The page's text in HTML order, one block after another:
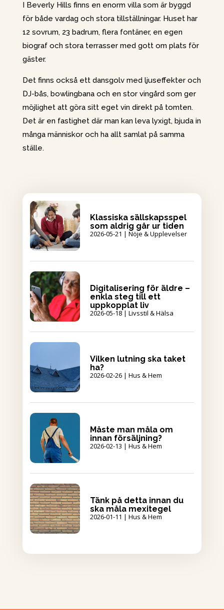
I Beverly Hills finns en enorm villa som är byggd
för både vardag och stora tillställningar. Huset har
12 sovrum, 23 badrum, flera fontäner, en egen
biograf och stora terrasser med gott om plats för
gäster.
Det finns också ett dansgolv med ljuseffekter och
DJ-bås, bowlingbana och en stor vingård som ger
möjlighet att göra sitt eget vin direkt på tomten.
Det är en fastighet där man kan leva lyxigt, bjuda in
många människor och ha allt samlat på samma
ställe.
Klassiska sällskapsspel
som aldrig går ur tiden
2026-05-21 | Nöje & Upplevelser
Digitalisering för äldre –
enkla steg till ett
uppkopplat liv
2026-05-18| Livsstil & Hälsa
Vilken lutning ska taket
ha?
2026-02-26| Hus & Hem
Måste man måla om
innan försäljning?
2026-02-13 | Hus & Hem
Tänk på detta innan du
ska måla mexitegel
2026-01-11 | Hus & Hem